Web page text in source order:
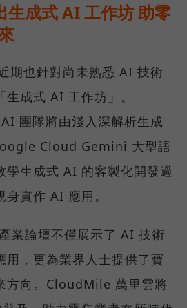
成式 AI 工作坊 助零
期也針對尚未熟悉 AI 技術
成式 AI 工作坊」。
團隊將由淺入深解析生成
Cloud Gemini 大型語
學生成式 AI 的客製化開發過
實作 AI 應用。
業論壇不僅展示了 AI 技術
用，更為業界人士提供了寶
方向。CloudMile 萬里雲將